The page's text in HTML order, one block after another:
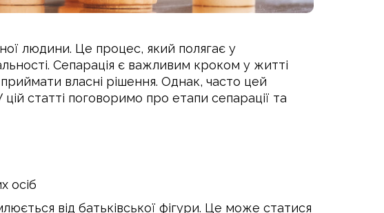
людини. Це процес, який полягає у
Сепарація є важливим кроком у житті
власні рішення. Однак, часто цей
статті поговоримо про етапи сепарації та
осіб
від батьківської фігури. Це може статися